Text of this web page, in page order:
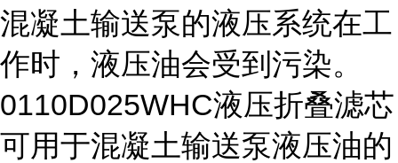
混凝土输送泵的液压系统在工
作时，液压油会受到污染。
0110D025WHC液压折叠滤芯
可用于混凝土输送泵液压油的